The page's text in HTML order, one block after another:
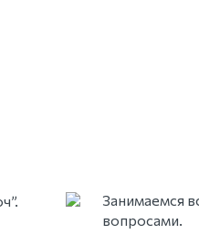
Занимаемся
вопросами.